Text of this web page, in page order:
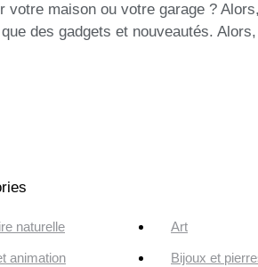
votre maison ou votre garage ?
des gadgets et nouveautés.
naturelle Art
animation Bijoux et